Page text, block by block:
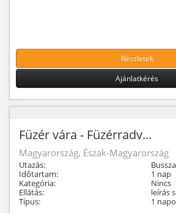
Részletek
Ajánlatkérés
Füzér vára - Füzérradv...
Magyarország, Észak-Magyarország
Utazás:
Időtartam:
1 nap
Kategória:
Nincs
Ellátás:
leírás
Típus:
1